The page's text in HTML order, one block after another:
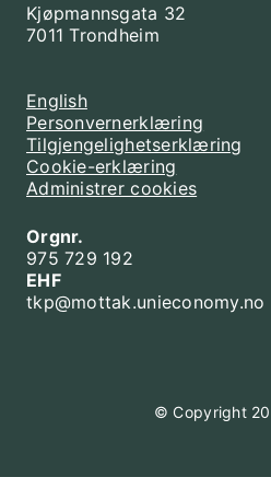
Kjøpmannsgata 32
7011 Trondheim
English
Personvernerklæring
Tilgjengelighetserklæring
Cookie-erklæring
Administrer cookies
Orgnr.
975 729 192
EHF
tkp@mottak.unieconomy.no
© Copyright